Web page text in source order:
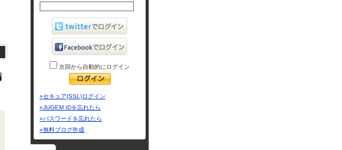
次回から自動的にログイン
»セキュア(SSL)ログイン
»JUGEM IDを忘れたら
»パスワードを忘れたら
»無料ブログ作成